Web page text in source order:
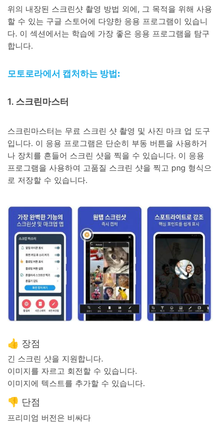
위의 내장된 스크린샷 촬영 방법 외에, 그 목적을 위해 사용
할 수 있는 구글 스토어에 다양한 응용 프로그램이 있습니
다. 이 섹션에서는 학습에 가장 좋은 응용 프로그램을 탐구
합니다.
모토로라에서 캡처하는 방법:
1. 스크린마스터
스크린마스터는 무료 스크린 샷 촬영 및 사진 마크 업 도구
입니다. 이 응용 프로그램은 단순히 부동 버튼을 사용하거
나 장치를 흔들어 스크린 샷을 찍을 수 있습니다. 이 응용
프로그램을 사용하여 고품질 스크린 샷을 찍고 png 형식으
로 저장할 수 있습니다.
👍 장점
긴 스크린 샷을 지원합니다.
이미지를 자르고 회전할 수 있습니다.
이미지에 텍스트를 추가할 수 있습니다.
👎 단점
프리미엄 버전은 비싸다